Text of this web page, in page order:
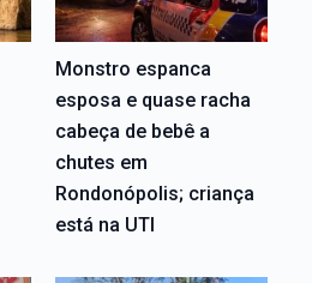
Monstro espanca
esposa e quase racha
cabeça de bebê a
chutes em
Rondonópolis; criança
está na UTI